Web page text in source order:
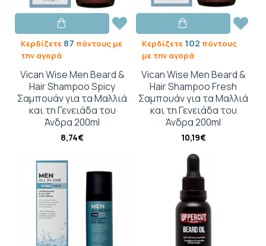
Κερδίζετε 87 πόντους με
την αγορά
Vican Wise Men Beard &
Hair Shampoo Spicy
Σαμπουάν για τα Μαλλιά
και τη Γενειάδα του
Άνδρα 200ml
8,74€
Κερδίζετε 102 πόντους
με την αγορά
Vican Wise Men Beard &
Hair Shampoo Fresh
Σαμπουάν για τα Μαλλιά
και τη Γενειάδα του
Άνδρα 200ml
10,19€